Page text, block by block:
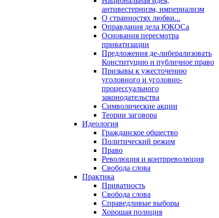
антивестернизм, империализм
О странностях любви...
Оправдания дела ЮКОСа
Основания пересмотра
приватизации
Предложения де-либерализовать
Конституцию и публичное право
Призывы к ужесточению
уголовного и уголовно-
процессуального
законодательства
Символические акции
Теории заговора
Идеология
Гражданское общество
Политический режим
Право
Революция и контрреволюция
Свобода слова
Практика
Приватность
Свобода слова
Справедливые выборы
Хорошая полиция